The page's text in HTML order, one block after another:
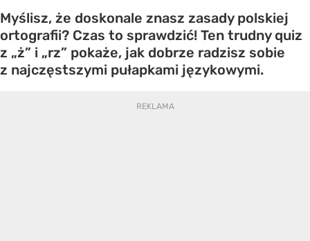
Myślisz, że doskonale znasz zasady polskiej
ortografii? Czas to sprawdzić! Ten trudny quiz
z „ż” i „rz” pokaże, jak dobrze radzisz sobie
z najczęstszymi pułapkami językowymi.